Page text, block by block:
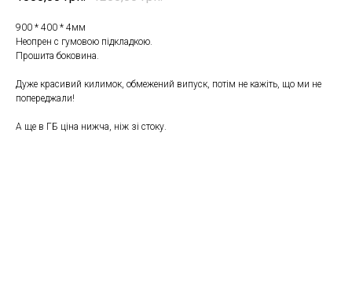
900 * 400 * 4мм
Неопрен с гумовою підкладкою.
Прошита боковина.
Дуже красивий килимок, обмежений випуск, потім не кажіть, що ми не
попереджали!
А ще в ГБ ціна нижча, ніж зі стоку.